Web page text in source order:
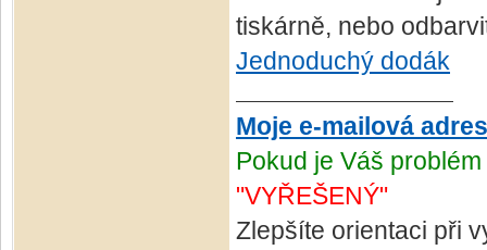
tiskárně, nebo
Jednoduchý dodák
Moje e-mailová
Pokud je Váš
"VYŘEŠENÝ"
Zlepšíte orientaci při